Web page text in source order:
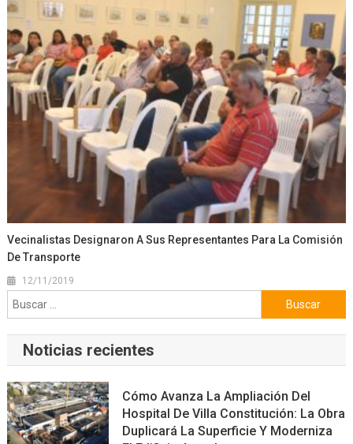
Vecinalistas Designaron A Sus Representantes Para La Comisión
De Transporte
12/11/2019
Buscar:
Noticias recientes
Cómo Avanza La Ampliación Del
Hospital De Villa Constitución: La Obra
Duplicará La Superficie Y Moderniza